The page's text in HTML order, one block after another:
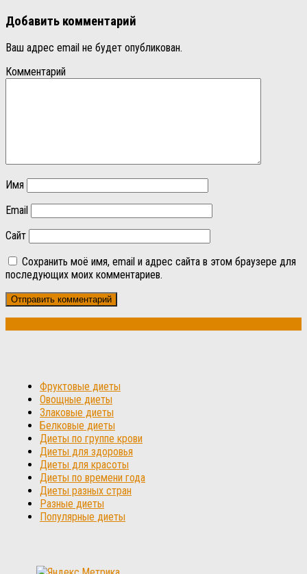
Добавить комментарий
Ваш адрес email не будет опубликован.
Комментарий
Имя
Email
Сайт
Сохранить моё имя, email и адрес сайта в этом браузере для
последующих моих комментариев.
Фруктовые диеты
Овощные диеты
Злаковые диеты
Белковые диеты
Диеты по группе крови
Диеты для здоровья
Диеты для красоты
Диеты по времени года
Диеты разных стран
Разные диеты
Популярные диеты